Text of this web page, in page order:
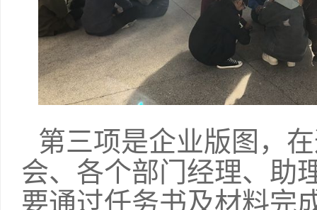
第三项是企业版图，
会、各个部门经理、助
要通过任务书及材料完